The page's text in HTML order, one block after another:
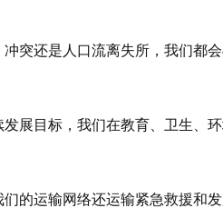
突还是人口流离失所，我们都
展目标，我们在教育、卫生、
的运输网络还运输紧急救援和